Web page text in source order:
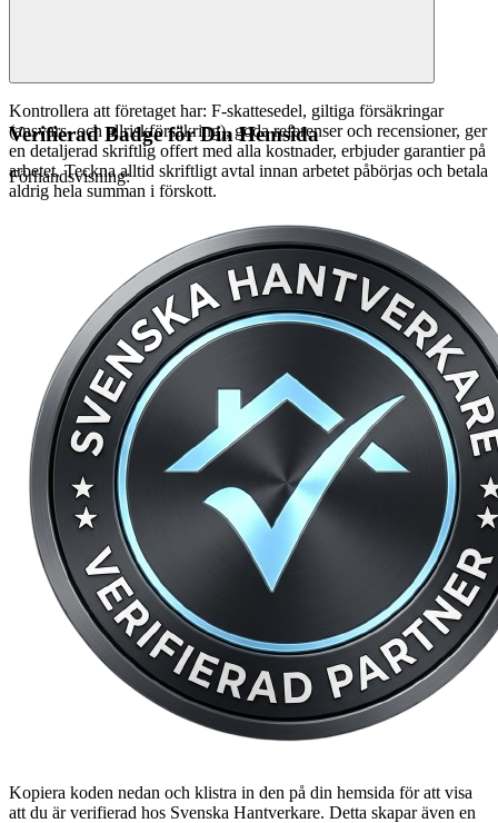
Kontrollera att företaget har: F-skattesedel, giltiga försäkringar
(ansvars- och allriskförsäkring), goda referenser och recensioner, ger
en detaljerad skriftlig offert med alla kostnader, erbjuder garantier på
arbetet. Teckna alltid skriftligt avtal innan arbetet påbörjas och betala
aldrig hela summan i förskott.
Verifierad Badge för Din Hemsida
Förhandsvisning:
Kopiera koden nedan och klistra in den på din hemsida för att visa
att du är verifierad hos Svenska Hantverkare. Detta skapar även en